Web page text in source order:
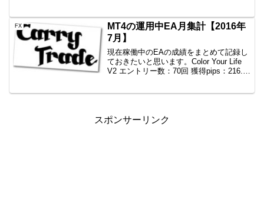
ということで、重宝しています。千刻は
こちらから買...
FX
MT4の運用中EA月集計【2016年
7月】
現在稼働中のEAの成績をまとめて記録し
ておきたいと思います。Color Your Life
V2 エントリー数：70回 獲得pips：216.1
スポンサーリンク